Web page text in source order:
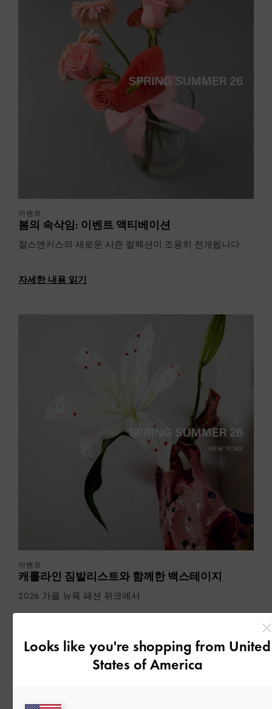
이벤트
봄의 속삭임: 이벤트 액티베이션
찰스앤키스의 새로운 시즌 컬렉션이 조용히 전개됩니다
자세한 내용 읽기
이벤트
캐롤라인 짐발리스트와 함께한 백스테이지
2026 가을 뉴욕 패션 위크에서
Looks like you're shopping from United
States of America